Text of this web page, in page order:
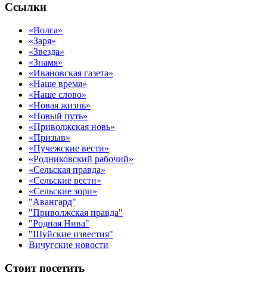
Ссылки
«Волга»
«Заря»
«Звезда»
«Знамя»
«Ивановская газета»
«Наше время»
«Наше слово»
«Новая жизнь»
«Новый путь»
«Приволжская новь»
«Призыв»
«Пучежские вести»
«Родниковский рабочий»
«Сельская правда»
«Сельские вести»
«Сельские зори»
"Авангард"
"Приволжская правда"
"Родная Нива"
"Шуйские известия"
Вичугские новости
Стоит посетить